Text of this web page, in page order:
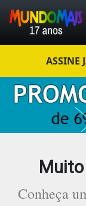
ASSINE
Conheça